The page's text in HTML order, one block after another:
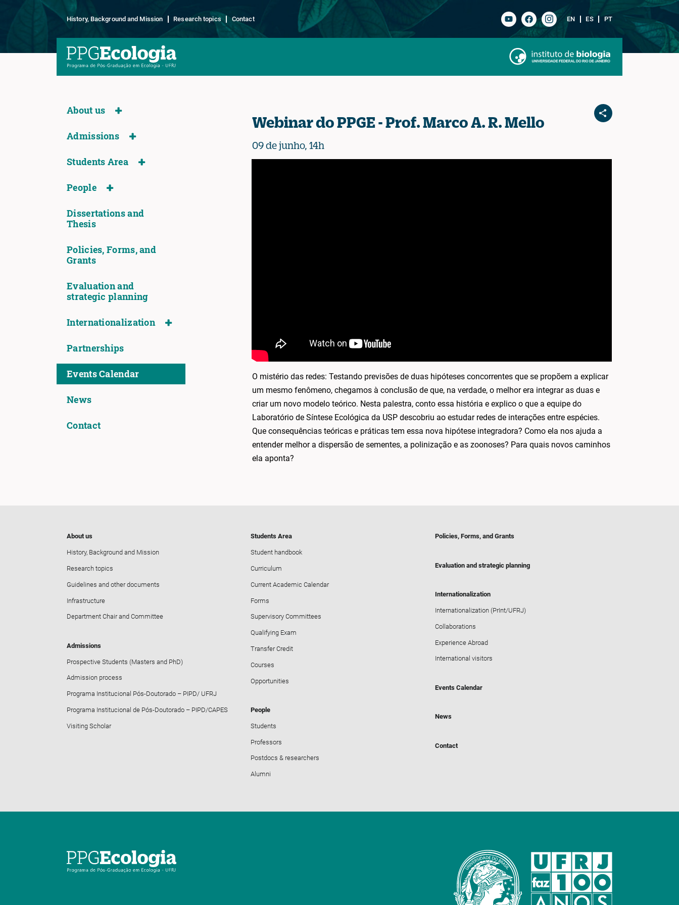
History, Background and Mission Research topics Contact EN ES PT
About us
Admissions
Students Area
People
Dissertations and
Thesis
Policies, Forms, and
Grants
Evaluation and
strategic planning
Internationalization
Partnerships
Events Calendar
News
Contact
Webinar do PPGE - Prof. Marco A. R. Mello
09 de junho, 14h
O mistério das redes: Testando previsões de duas hipóteses concorrentes que se propõem a explicar
um mesmo fenômeno, chegamos à conclusão de que, na verdade, o melhor era integrar as duas e
criar um novo modelo teórico. Nesta palestra, conto essa história e explico o que a equipe do
Laboratório de Síntese Ecológica da USP descobriu ao estudar redes de interações entre espécies.
Que consequências teóricas e práticas tem essa nova hipótese integradora? Como ela nos ajuda a
entender melhor a dispersão de sementes, a polinização e as zoonoses? Para quais novos caminhos
ela aponta?
About us
History, Background and Mission
Research topics
Guidelines and other documents
Infrastructure
Department Chair and Committee
Admissions
Prospective Students (Masters and PhD)
Admission process
Programa Institucional Pós-Doutorado – PIPD/ UFRJ
Programa Institucional de Pós-Doutorado – PIPD/CAPES
Visiting Scholar
Students Area
Student handbook
Curriculum
Current Academic Calendar
Forms
Supervisory Committees
Qualifying Exam
Transfer Credit
Courses
Opportunities
People
Students
Professors
Postdocs & researchers
Alumni
Policies, Forms, and Grants
Evaluation and strategic planning
Internationalization
Internationalization (PrInt/UFRJ)
Collaborations
Experience Abroad
International visitors
Events Calendar
News
Contact